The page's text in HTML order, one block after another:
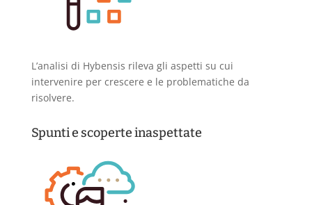
L’analisi di Hybensis rileva gli aspetti su cui
intervenire per crescere e le problematiche da
risolvere.
Spunti e scoperte inaspettate